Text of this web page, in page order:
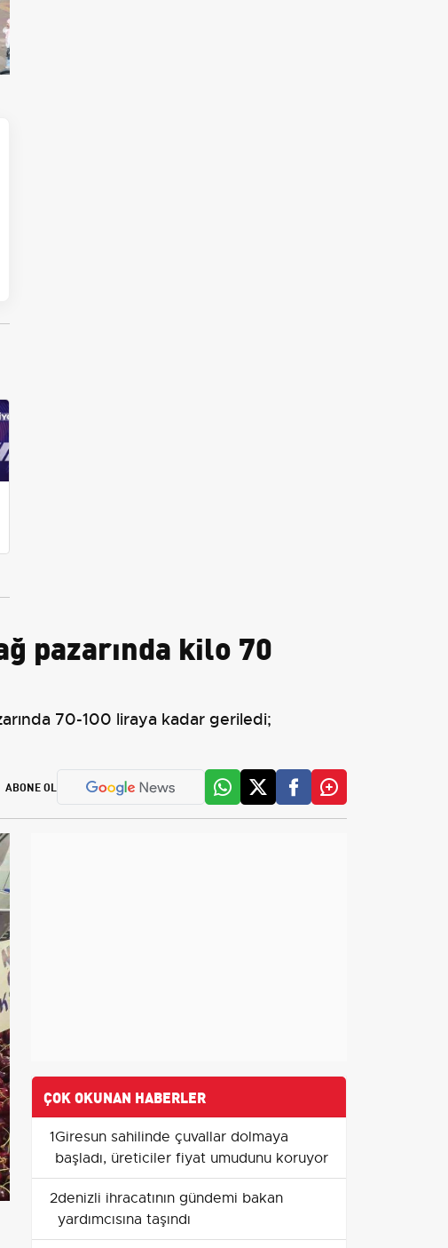
pazarında kilo 70
70-100 liraya kadar geriledi;
ABONE OL
ÇOK OKUNAN HABERLER
1Giresun sahilinde çuvallar dolmaya
başladı, üreticiler fiyat umudunu koruyor
2denizli ihracatının gündemi bakan
yardımcısına taşındı